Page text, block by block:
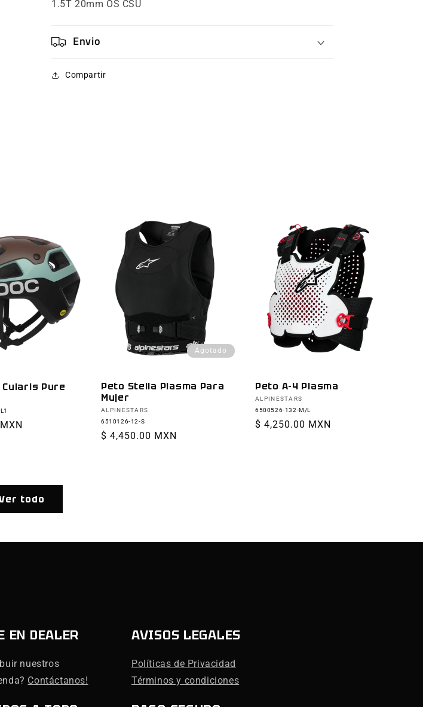
1.5T
OS
CSU
1.5T
1.5T 20mm OS CSU
Envio
Compartir
Cularis Pure
Agotado
Peto Stella Plasma Para
Mujer
Proveedor:
ALPINESTARS
6510126-12-S
Precio
$ 4,450.00 MXN
Peto A-4 Plasma
Proveedor:
ALPINESTARS
6500526-132-M/L
Precio
$ 4,250.00 MXN
todo
EN DEALER
nuestros
Contáctanos!
AVISOS LEGALES
Políticas de Privacidad
Términos y condiciones